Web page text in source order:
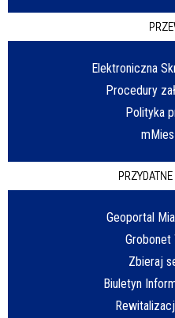
Elektroniczna
Procedury
Polityka
Geoportal
Grobonet
Zbieraj
Biuletyn